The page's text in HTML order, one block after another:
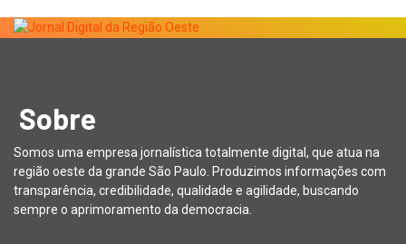
Sobre
Somos uma empresa jornalística totalmente digital, que atua na
região oeste da grande São Paulo. Produzimos informações com
transparência, credibilidade, qualidade e agilidade, buscando
sempre o aprimoramento da democracia.